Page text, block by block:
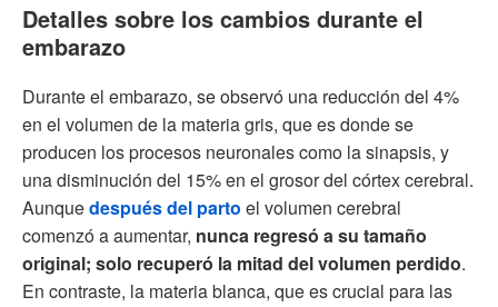
Detalles sobre los cambios durante el
embarazo
Durante el embarazo, se observó una reducción del 4%
en el volumen de la materia gris, que es donde se
producen los procesos neuronales como la sinapsis, y
una disminución del 15% en el grosor del córtex cerebral.
Aunquedespués del parto el volumen cerebral
comenzó a aumentar, nunca regresó a su tamaño
original; solo recuperó la mitad del volumen perdido.
En contraste, la materia blanca, que es crucial para las